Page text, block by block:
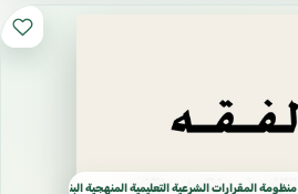
منظومة المقرارات الشرعية التعليمية المنهجية البناء العلمي